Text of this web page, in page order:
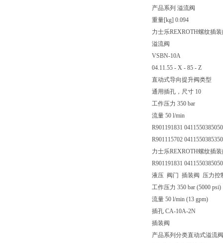
产品系列 溢流阀
重量[kg] 0.094
力士乐REXROTH螺纹插
溢流阀
VSBN-10A
04.11.55 - X - 85 - Z
直动式导向提升阀类型
通用插孔，尺寸 10
工作压力 350 bar
流量 50 l/min
R901191831
R901115702
力士乐REXROTH螺纹插装
R901191831
液压 阀门 插装阀 压力控
工作压力 350 bar (5000 psi)
流量 50 l/min (13 gpm)
插孔 CA-10A-2N
插装阀
产品系列分类直动式溢流